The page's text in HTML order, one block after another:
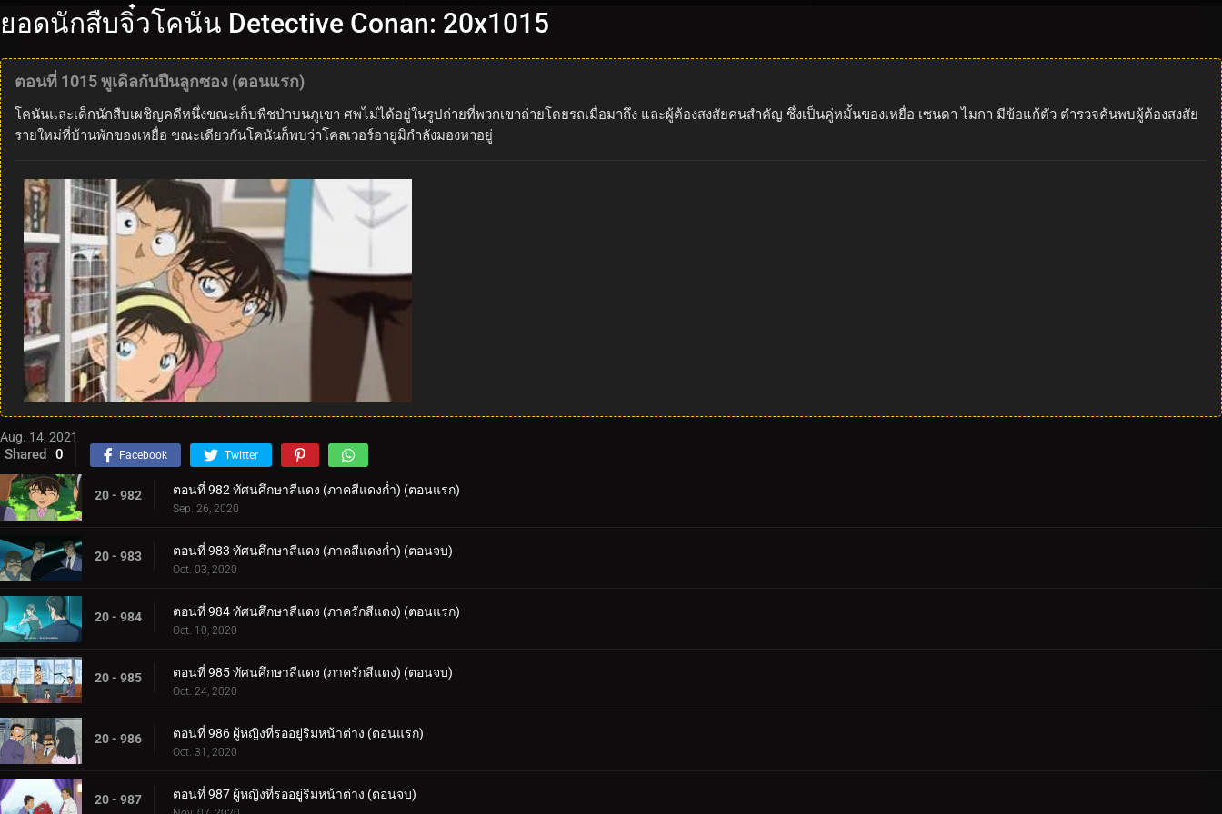
ยอดนักสืบจิ๋วโคนัน Detective Conan: 20x1015
ตอนที่ 1015 พูเดิลกับปืนลูกซอง (ตอนแรก)
โคนันและเด็กนักสืบเผชิญคดีหนึ่งขณะเก็บพืชป่าบนภูเขา ศพไม่ได้อยู่ในรูปถ่ายที่พวกเขาถ่ายโดยรถเมื่อมาถึง และผู้ต้องสงสัยคนสำคัญ ซึ่งเป็นคู่หมั้นของเหยื่อ เซนดา ไมกา มีข้อแก้ตัว ตำรวจค้นพบผู้ต้องสงสัย
รายใหม่ที่บ้านพักของเหยื่อ ขณะเดียวกันโคนันก็พบว่าโคลเวอร์อายูมิกำลังมองหาอยู่
Aug. 14, 2021
Shared 0 Facebook Twitter
20 - 982 ตอนที่ 982 ทัศนศึกษาสีแดง (ภาคสีแดงก่ำ) (ตอนแรก)
Sep. 26, 2020
20 - 983 ตอนที่ 983 ทัศนศึกษาสีแดง (ภาคสีแดงก่ำ) (ตอนจบ)
Oct. 03, 2020
20 - 984 ตอนที่ 984 ทัศนศึกษาสีแดง (ภาครักสีแดง) (ตอนแรก)
Oct. 10, 2020
20 - 985 ตอนที่ 985 ทัศนศึกษาสีแดง (ภาครักสีแดง) (ตอนจบ)
Oct. 24, 2020
20 - 986 ตอนที่ 986 ผู้หญิงที่รออยู่ริมหน้าต่าง (ตอนแรก)
Oct. 31, 2020
20 - 987 ตอนที่ 987 ผู้หญิงที่รออยู่ริมหน้าต่าง (ตอนจบ)